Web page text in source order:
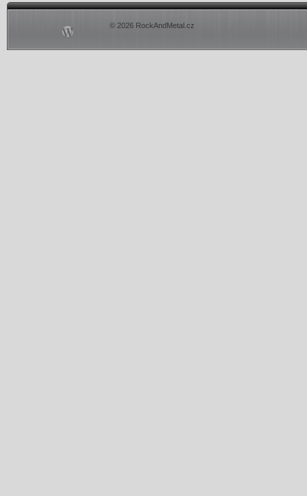
© 2026 RockAndMetal.cz